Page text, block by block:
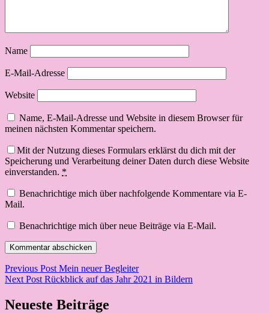
Name
E-Mail-Adresse
Website
Name, E-Mail-Adresse und Website in diesem Browser für
meinen nächsten Kommentar speichern.
Mit der Nutzung dieses Formulars erklärst du dich mit der
Speicherung und Verarbeitung deiner Daten durch diese Website
einverstanden. *
Benachrichtige mich über nachfolgende Kommentare via E-
Mail.
Benachrichtige mich über neue Beiträge via E-Mail.
Beitragsnavigation
Previous Post Mein neuer Begleiter
Next Post Rückblick auf das Jahr 2021 in Bildern
Neueste Beiträge